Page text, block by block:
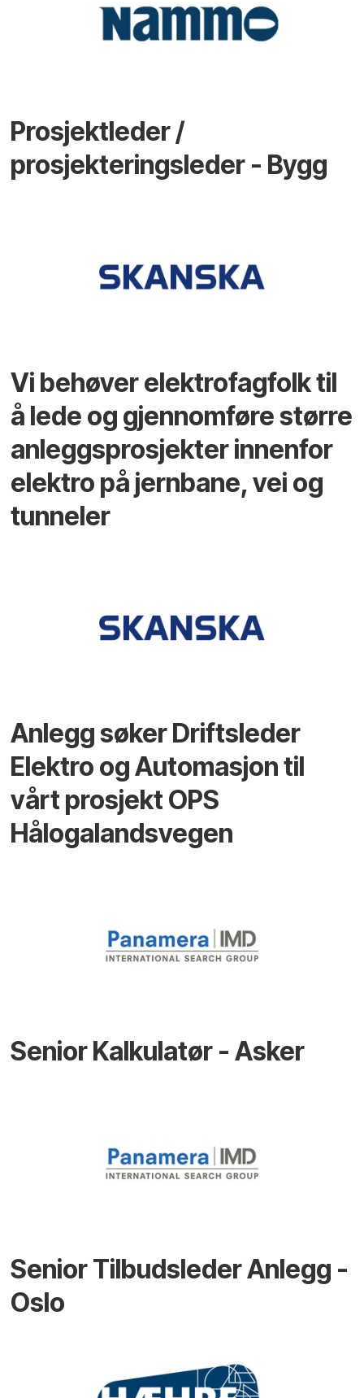
Prosjektleder /
prosjekteringsleder - Bygg
Vi behøver elektrofagfolk til
å lede og gjennomføre større
anleggsprosjekter innenfor
elektro på jernbane, vei og
tunneler
Anlegg søker Driftsleder
Elektro og Automasjon til
vårt prosjekt OPS
Hålogalandsvegen
Senior Kalkulatør - Asker
Senior Tilbudsleder Anlegg -
Oslo